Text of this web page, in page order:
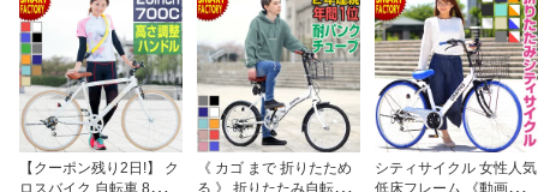
ボール 浮き輪 アタッチ
メント エアポンプ 自転
車用 子供用自転車 海水
浴 プール ☆ プレゼント
ギフト 防災 猛暑 酷暑対
策
自転車 こども 子ども 子
供 自転車 キッズ ジュニ
ア 小学生 ☆ プレゼント
ギフト 防災 猛暑 酷暑対
策 熱中症対策 節約
サイクル 手元スイッチ
ライト 女の子 おしゃれ
小学生 中学生 ☆ プレゼ
ント ギフト 防災 猛暑 酷
暑対策 熱中症対策 節約
【クーポン残り2日!】 ク
ロスバイク 自転車 8年連
《 カゴ まで 折りたため
る 》 折りたたみ自転車
シティサイクル 女性人気
低床フレーム 《動画あ